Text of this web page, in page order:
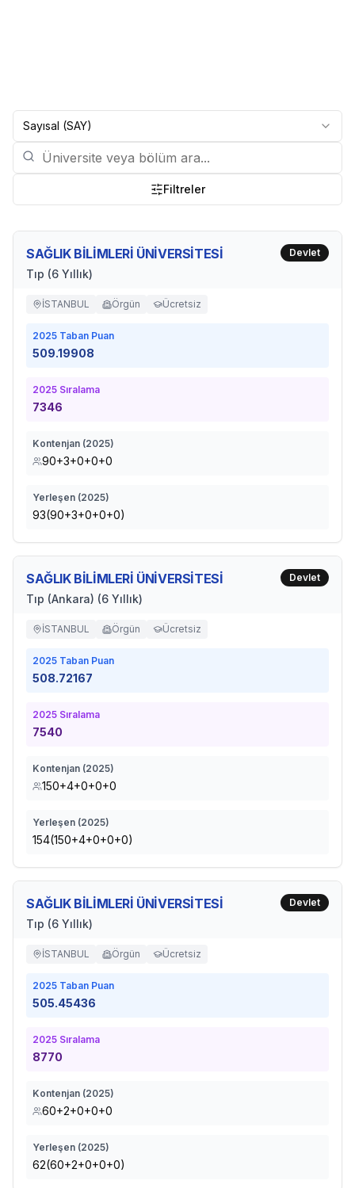
Sayısal (SAY)
Filtreler
SAĞLIK BİLİMLERİ ÜNİVERSİTESİ
Tıp (6 Yıllık)
Devlet
İSTANBUL Örgün Ücretsiz
2025 Taban Puan
509.19908
2025 Sıralama
7346
Kontenjan (2025)
90+3+0+0+0
Yerleşen (2025)
93(90+3+0+0+0)
SAĞLIK BİLİMLERİ ÜNİVERSİTESİ
Tıp (Ankara) (6 Yıllık)
Devlet
İSTANBUL Örgün Ücretsiz
2025 Taban Puan
508.72167
2025 Sıralama
7540
Kontenjan (2025)
150+4+0+0+0
Yerleşen (2025)
154(150+4+0+0+0)
SAĞLIK BİLİMLERİ ÜNİVERSİTESİ
Tıp (6 Yıllık)
Devlet
İSTANBUL Örgün Ücretsiz
2025 Taban Puan
505.45436
2025 Sıralama
8770
Kontenjan (2025)
60+2+0+0+0
Yerleşen (2025)
62(60+2+0+0+0)